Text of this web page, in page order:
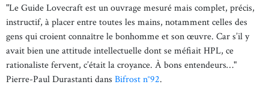
"Le Guide Lovecraft est un ouvrage mesuré mais complet, précis,
instructif, à placer entre toutes les mains, notamment celles des
gens qui croient connaître le bonhomme et son œuvre. Car s’il y
avait bien une attitude intellectuelle dont se méfiait HPL, ce
rationaliste fervent, c’était la croyance. À bons entendeurs…"
Pierre-Paul Durastanti dans Bifrost n°92.